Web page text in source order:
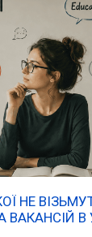
НЕ
ВАКАНСІЙ В